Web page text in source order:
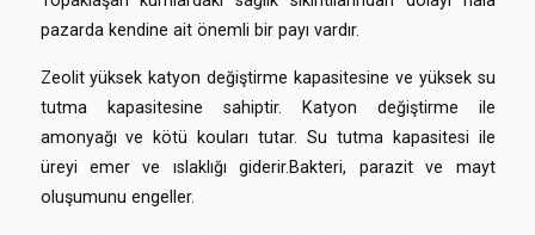
pazarda kendine ait önemli bir payı vardır.
Zeolit yüksek katyon değiştirme kapasitesine ve yüksek su
tutma kapasitesine sahiptir. Katyon değiştirme ile
amonyağı ve kötü kouları tutar. Su tutma kapasitesi ile
üreyi emer ve ıslaklığı giderir.Bakteri, parazit ve mayt
oluşumunu engeller.